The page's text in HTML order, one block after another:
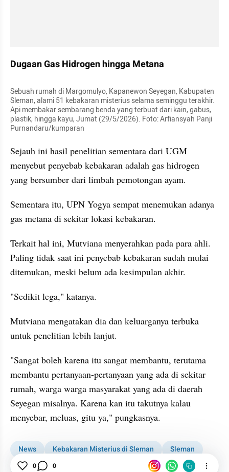
Dugaan Gas Hidrogen hingga Metana
Sebuah rumah di Margomulyo, Kapanewon Seyegan, Kabupaten
Sleman, alami 51 kebakaran misterius selama seminggu terakhir.
Api membakar sembarang benda yang terbuat dari kain, gabus,
plastik, hingga kayu, Jumat (29/5/2026). Foto: Arfiansyah Panji
Purnandaru/kumparan
Sejauh ini hasil penelitian sementara dari UGM
menyebut penyebab kebakaran adalah gas hidrogen
yang bersumber dari limbah pemotongan ayam.
Sementara itu, UPN Yogya sempat menemukan adanya
gas metana di sekitar lokasi kebakaran.
Terkait hal ini, Mutviana menyerahkan pada para ahli.
Paling tidak saat ini penyebab kebakaran sudah mulai
ditemukan, meski belum ada kesimpulan akhir.
"Sedikit lega," katanya.
Mutviana mengatakan dia dan keluarganya terbuka
untuk penelitian lebih lanjut.
"Sangat boleh karena itu sangat membantu, terutama
membantu pertanyaan-pertanyaan yang ada di sekitar
rumah, warga warga masyarakat yang ada di daerah
Seyegan misalnya. Karena kan itu takutnya kalau
menyebar, meluas, gitu ya," pungkasnya.
News Kebakaran Misterius di Sleman
Sleman
Metana
0 0